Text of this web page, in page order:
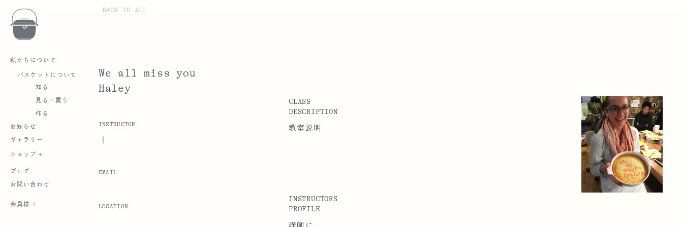
私たちについて
バスケットについて
知る
見る・買う
作る
お知らせ
ギャラリー
ショップ +
ブログ
お問い合わせ
会員様 +
BACK TO ALL
We all miss you
Haley
INSTRUCTOR
|
EMAIL
LOCATION
CLASS
DESCRIPTION
教室説明
INSTRUCTORS
PROFILE